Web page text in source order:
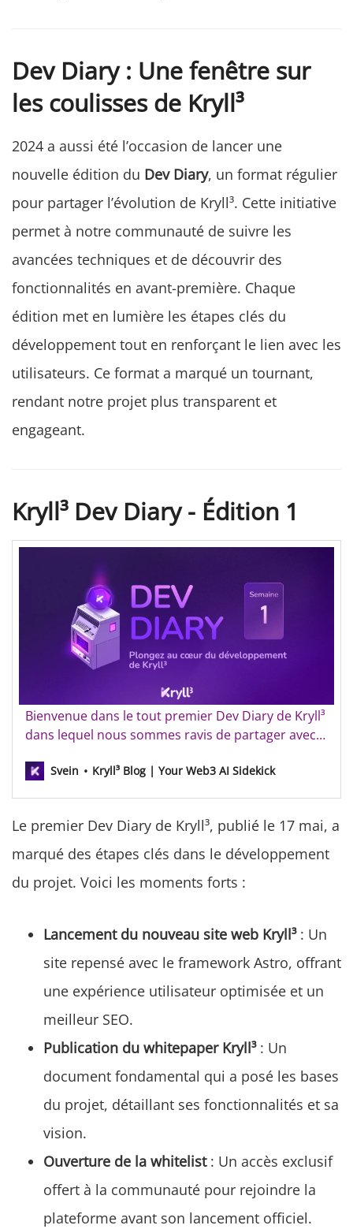
Dev Diary : Une fenêtre sur
les coulisses de Kryll³
2024 a aussi été l’occasion de lancer une
nouvelle édition du Dev Diary, un format régulier
pour partager l’évolution de Kryll³. Cette initiative
permet à notre communauté de suivre les
avancées techniques et de découvrir des
fonctionnalités en avant-première. Chaque
édition met en lumière les étapes clés du
développement tout en renforçant le lien avec les
utilisateurs. Ce format a marqué un tournant,
rendant notre projet plus transparent et
engageant.
Kryll³ Dev Diary - Édition 1
Kryll³ Dev Diary - Semaine 1
Bienvenue dans le tout premier Dev Diary de Kryll³
dans lequel nous sommes ravis de partager avec
semaine, nous parlerons des travaux effectués sur
Svein Kryll³ Blog | Your Web3 AI Sidekick
Le premier Dev Diary de Kryll³, publié le 17 mai, a
marqué des étapes clés dans le développement
du projet. Voici les moments forts :
Lancement du nouveau site web Kryll³: Un
site repensé avec le framework Astro, offrant
une expérience utilisateur optimisée et un
meilleur SEO.
Publication du whitepaper Kryll³: Un
document fondamental qui a posé les bases
du projet, détaillant ses fonctionnalités et sa
vision.
Ouverture de la whitelist: Un accès exclusif
offert à la communauté pour rejoindre la
plateforme avant son lancement officiel.